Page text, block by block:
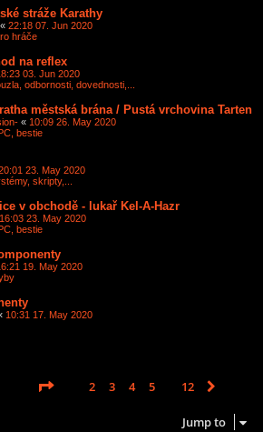
stráže Karathy
« 22:18 07. Jun 2020
hráče
na reflex
03. Jun 2020
odbornosti, dovednosti,...
městská brána / Pustá vrchovina Tarten
« 10:09 26. May 2020
bestie
23. May 2020
skripty,...
v obchodě - lukař Kel-A-Hazr
16:03 23. May 2020
bestie
19. May 2020
10:31 17. May 2020
Page 1of 12
2 3 4 5 12
Jump to